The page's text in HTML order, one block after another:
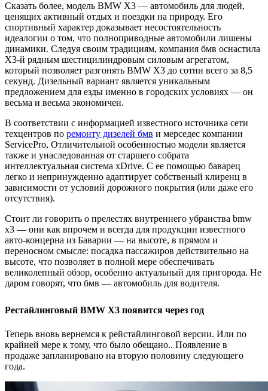
Сказать более, модель BMW Х3 — автомобиль для людей,
ценящих активный отдых и поездки на природу. Его
спортивный характер доказывает несостоятельность
идеалогии о том, что полноприводные автомобили лишены
динамики. Следуя своим традициям, компания бмв оснастила
X3-й рядным шестицилиндровым силовым агрегатом,
который позволяет разгонять BMW Х3 до сотни всего за 8,5
секунд. Дизельный вариант является уникальным
предложением для езды именно в городских условиях — он
весьма и весьма экономичен.
В соответствии с информацией известного источника сети
техцентров по ремонту дизелей бмв и мерседес компании
ServicePro, Отличительной особенностью модели является
также и унаследованная от старшего собрата
интеллектуальная система xDrive. С ее помощью баварец
легко и непринужденно адаптирует собственый клиренц в
зависимости от условий дорожного покрытия (или даже его
отсутствия).
Стоит ли говорить о прелестях внутреннего убранства bmw
x3 — они как впрочем и всегда для продукции известного
авто-концерна из Баварии — на высоте, в прямом и
переносном смысле: посадка пассажиров действительно на
высоте, что позволяет в полной мере обеспечивать
великолепный обзор, особенно актуальный для пригорода. Не
даром говорят, что бмв — автомобиль для водителя.
Рестайлинговый BMW X3 появится через год
Теперь вновь вернемся к рейстайлинговой версии. Или по
крайней мере к тому, что было обещано.. Появление в
продаже запланировано на вторую половину следующего
года.